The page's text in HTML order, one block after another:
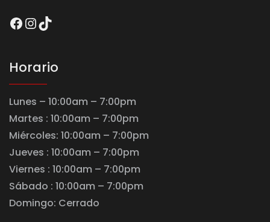
Facebook
Instagram
TikTok
Horario
Lunes – 10:00am – 7:00pm
Martes : 10:00am – 7:00pm
Miércoles: 10:00am – 7:00pm
Jueves : 10:00am – 7:00pm
Viernes : 10:00am – 7:00pm
Sábado : 10:00am – 7:00pm
Domingo: Cerrado